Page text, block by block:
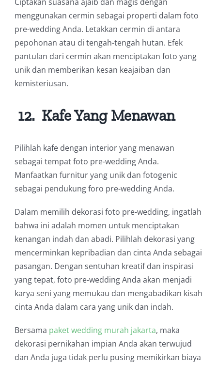
Ciptakan suasana ajaib dan magis dengan
menggunakan cermin sebagai properti dalam foto
pre-wedding Anda. Letakkan cermin di antara
pepohonan atau di tengah-tengah hutan. Efek
pantulan dari cermin akan menciptakan foto yang
unik dan memberikan kesan keajaiban dan
kemisteriusan.
12. Kafe Yang Menawan
Pilihlah kafe dengan interior yang menawan
sebagai tempat foto pre-wedding Anda.
Manfaatkan furnitur yang unik dan fotogenic
sebagai pendukung foro pre-wedding Anda.
Dalam memilih dekorasi foto pre-wedding, ingatlah
bahwa ini adalah momen untuk menciptakan
kenangan indah dan abadi. Pilihlah dekorasi yang
mencerminkan kepribadian dan cinta Anda sebagai
pasangan. Dengan sentuhan kreatif dan inspirasi
yang tepat, foto pre-wedding Anda akan menjadi
karya seni yang memukau dan mengabadikan kisah
cinta Anda dalam cara yang unik dan indah.
Bersama paket wedding murah jakarta, maka
dekorasi pernikahan impian Anda akan terwujud
dan Anda juga tidak perlu pusing memikirkan biaya